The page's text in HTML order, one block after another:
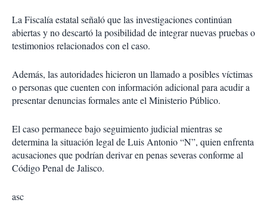
La Fiscalía estatal señaló que las investigaciones continúan
abiertas y no descartó la posibilidad de integrar nuevas pruebas o
testimonios relacionados con el caso.
Además, las autoridades hicieron un llamado a posibles víctimas
o personas que cuenten con información adicional para acudir a
presentar denuncias formales ante el Ministerio Público.
El caso permanece bajo seguimiento judicial mientras se
determina la situación legal de Luis Antonio “N”, quien enfrenta
acusaciones que podrían derivar en penas severas conforme al
Código Penal de Jalisco.
asc